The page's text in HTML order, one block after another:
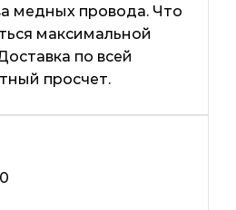
медных провода. Что
максимальной
по всей
просчет.